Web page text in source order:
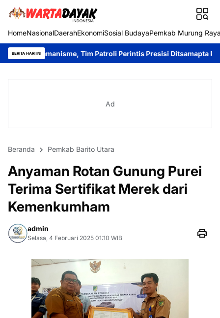
HomeNasionalDaerahEkonomiSosial BudayaPemkab Murung
BERITA HARI INI
Tim Patroli Perintis Presisi Ditsamapta Polda Kalteng
Ad
Beranda Pemkab Barito Utara
Anyaman Rotan Gunung Purei
Terima Sertifikat Merek dari
Kemenkumham
admin
Selasa, 4 Februari 2025 01:10 WIB